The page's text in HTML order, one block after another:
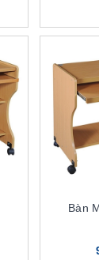
Bàn